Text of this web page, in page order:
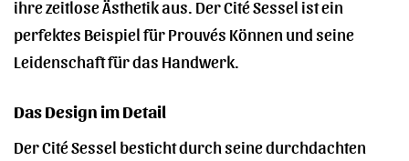
ihre zeitlose Ästhetik aus. Der Cité Sessel ist ein
perfektes Beispiel für Prouvés Können und seine
Leidenschaft für das Handwerk.
Das Design im Detail
Der Cité Sessel besticht durch seine durchdachten